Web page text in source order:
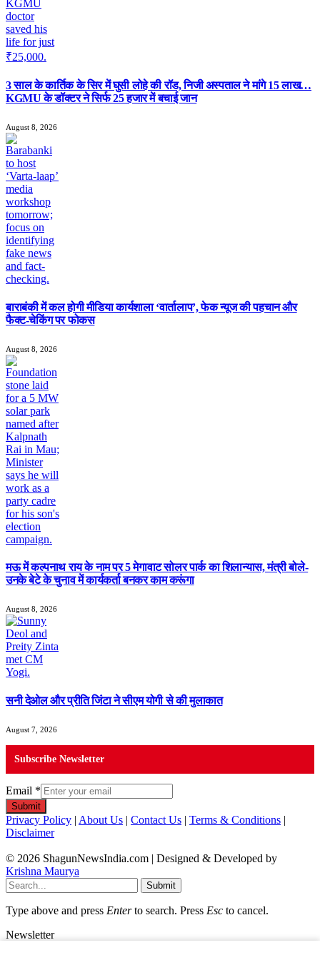
3 साल के कार्तिक के सिर में घुसी लोहे की रॉड, निजी अस्पताल ने मांगे 15 लाख…
KGMU के डॉक्टर ने सिर्फ 25 हजार में बचाई जान
August 8, 2026
बाराबंकी में कल होगी मीडिया कार्यशाला ‘वार्तालाप’, फेक न्यूज की पहचान और
फैक्ट-चेकिंग पर फोकस
August 8, 2026
मऊ में कल्पनाथ राय के नाम पर 5 मेगावाट सोलर पार्क का शिलान्यास, मंत्री बोले-
उनके बेटे के चुनाव में कार्यकर्ता बनकर काम करूंगा
August 8, 2026
सनी देओल और प्रीति जिंटा ने सीएम योगी से की मुलाकात
August 7, 2026
Subscribe Newsletter
Email *
Submit
Privacy Policy | About Us | Contact Us | Terms & Conditions |
Disclaimer
© 2026 ShagunNewsIndia.com | Designed & Developed by
Krishna Maurya
Submit
Type above and press Enterto search. Press Esc to cancel.
Newsletter